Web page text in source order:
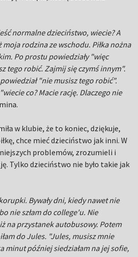
normalne dzieciństwo, wiecie? A
moja rodzina ze wschodu. Piłka nożna
Po prostu powiedziały "więc
tego robić. Zajmij się czymś innym".
"nie musisz tego robić".
co? Macie rację. Dlaczego nie
w klubie, że to koniec, dziękuje,
chce mieć dzieciństwo jak inni. W
problemów, zrozumieli i
Tylko dzieciństwo nie było takie jak
Bywały dni, kiedy nawet nie
nie szłam do college'u. Nie
na przystanek autobusowy. Potem
do Jules. "Jules, musisz mnie
minut później siedziałam na jej sofie,